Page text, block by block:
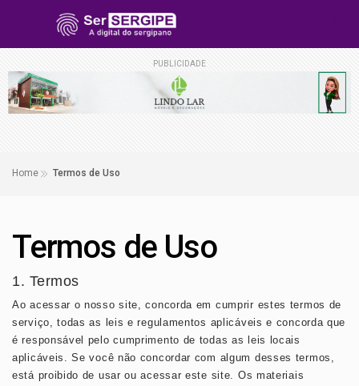
PUBLICIDADE
Home Termos de Uso
Termos de Uso
1. Termos
Ao acessar o nosso site, concorda em cumprir estes termos de
serviço, todas as leis e regulamentos aplicáveis ​​e concorda que
é responsável pelo cumprimento de todas as leis locais
aplicáveis. Se você não concordar com algum desses termos,
está proibido de usar ou acessar este site. Os materiais